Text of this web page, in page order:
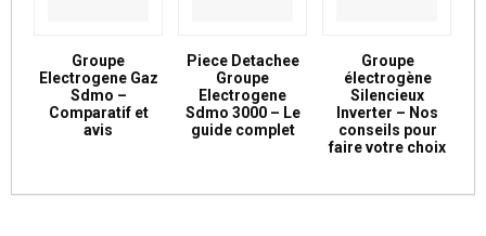
Groupe
Electrogene Gaz
Sdmo –
Comparatif et
avis
Piece Detachee
Groupe
Electrogene
Sdmo 3000 – Le
guide complet
Groupe
électrogène
Silencieux
Inverter – Nos
conseils pour
faire votre choix